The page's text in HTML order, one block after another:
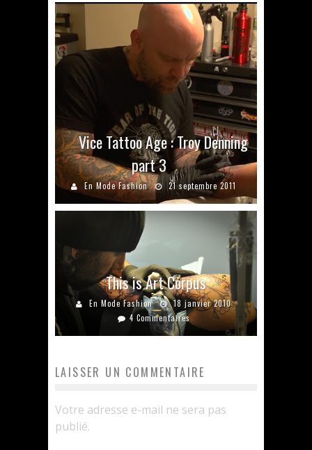
Vice Tattoo Age : Troy Denning
part 3
En Mode Fashion 21 septembre 2011
This is Art Corpus
En Mode Fashion
18 janvier 2010
4 Commentaires
LAISSER UN COMMENTAIRE
Votre adresse e-mail ne sera pas
publié.